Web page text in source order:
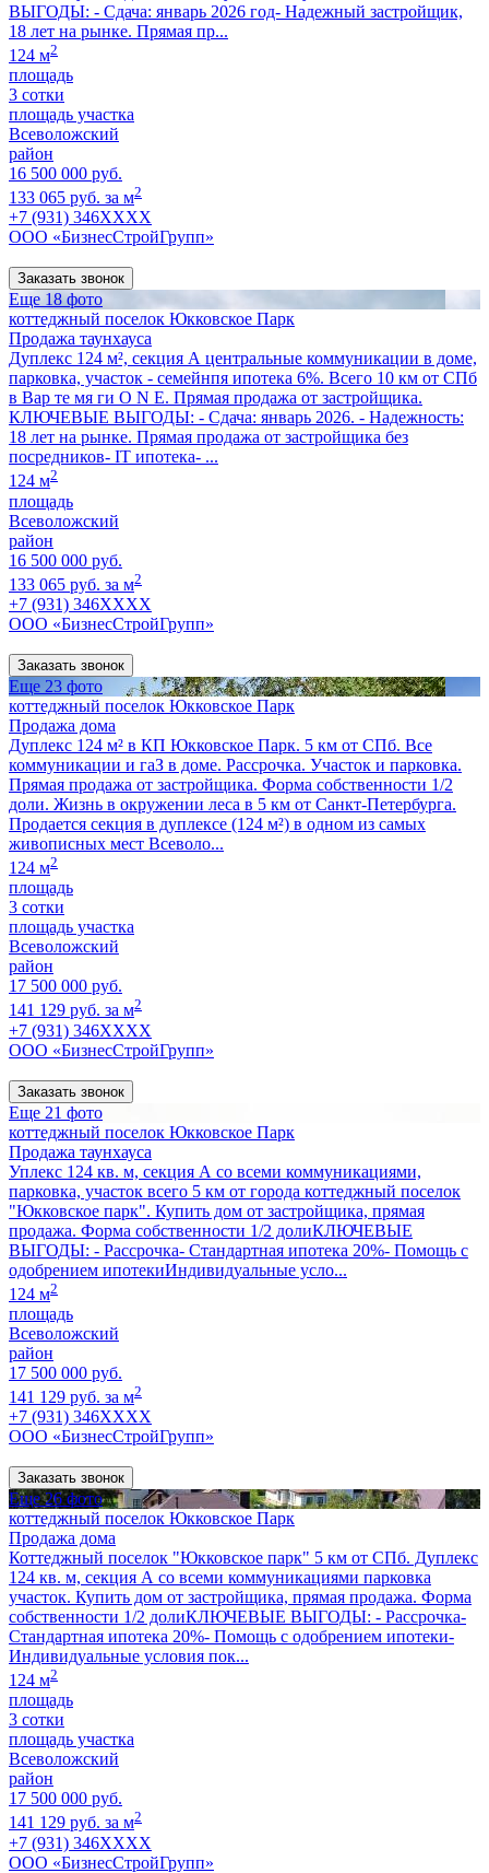
ВЫГОДЫ: - Сдача: январь 2026 год- Надежный застройщик,
18 лет на рынке. Прямая пр...
124 м2
площадь
3 сотки
площадь участка
Всеволожский
район
16 500 000 руб.
133 065 руб. за м2
+7 (931) 346XXXX
ООО «БизнесСтройГрупп»
Заказать звонок
Еще 18 фото
коттеджный поселок Юкковское Парк
Продажа таунхауса
Дуплекс 124 м², секция А центральные коммуникации в доме,
парковка, участок - семейнпя ипотека 6%. Всего 10 км от СПб
в Вар те мя ги O N E. Прямая продажа от застройщика.
КЛЮЧЕВЫЕ ВЫГОДЫ: - Сдача: январь 2026. - Надежность:
18 лет на рынке. Прямая продажа от застройщика без
посредников- IT ипотека- ...
124 м2
площадь
Всеволожский
район
16 500 000 руб.
133 065 руб. за м2
+7 (931) 346XXXX
ООО «БизнесСтройГрупп»
Заказать звонок
Еще 23 фото
коттеджный поселок Юкковское Парк
Продажа дома
Дуплекс 124 м² в КП Юкковское Парк. 5 км от СПб. Все
коммуникации и гаЗ в доме. Рассрочка. Участок и парковка.
Прямая продажа от застройщика. Форма собственности 1/2
доли. Жизнь в окружении леса в 5 км от Санкт-Петербурга.
Продается секция в дуплексе (124 м²) в одном из самых
живописных мест Всеволо...
124 м2
площадь
3 сотки
площадь участка
Всеволожский
район
17 500 000 руб.
141 129 руб. за м2
+7 (931) 346XXXX
ООО «БизнесСтройГрупп»
Заказать звонок
Еще 21 фото
коттеджный поселок Юкковское Парк
Продажа таунхауса
Уплекс 124 кв. м, секция А со всеми коммуникациями,
парковка, участок всего 5 км от города коттеджный поселок
"Юкковское парк". Купить дом от застройщика, прямая
продажа. Форма собственности 1/2 долиКЛЮЧЕВЫЕ
ВЫГОДЫ: - Рассрочка- Стандартная ипотека 20%- Помощь с
одобрением ипотекиИндивидуальные усло...
124 м2
площадь
Всеволожский
район
17 500 000 руб.
141 129 руб. за м2
+7 (931) 346XXXX
ООО «БизнесСтройГрупп»
Заказать звонок
Еще 26 фото
коттеджный поселок Юкковское Парк
Продажа дома
Коттеджный поселок "Юкковское парк" 5 км от СПб. Дуплекс
124 кв. м, секция А со всеми коммуникациями парковка
участок. Купить дом от застройщика, прямая продажа. Форма
собственности 1/2 долиКЛЮЧЕВЫЕ ВЫГОДЫ: - Рассрочка-
Стандартная ипотека 20%- Помощь с одобрением ипотеки-
Индивидуальные условия пок...
124 м2
площадь
3 сотки
площадь участка
Всеволожский
район
17 500 000 руб.
141 129 руб. за м2
+7 (931) 346XXXX
ООО «БизнесСтройГрупп»